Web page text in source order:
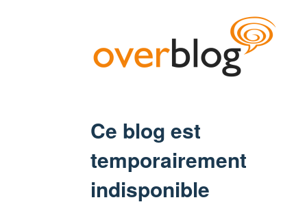
Ce blog est
temporairement
indisponible